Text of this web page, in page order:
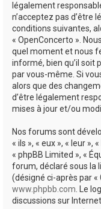
légalement
n’acceptez pas d’être
conditions suivantes,
« OpenConcerto ».
quel moment et nous
informé, bien qu’il soit
par vous-même. Si
alors que des
d’être légalement
mises à jour et/ou
Nos forums sont
« ils », « eux », « leur »,
« phpBB Limited », «
forum, déclaré sous la
(désigné ci-après par «
www.phpbb.com. Le
discussions sur